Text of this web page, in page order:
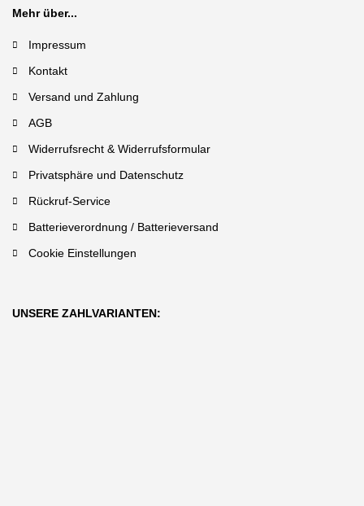
Mehr über...
Impressum
Kontakt
Versand und Zahlung
AGB
Widerrufsrecht & Widerrufsformular
Privatsphäre und Datenschutz
Rückruf-Service
Batterieverordnung / Batterieversand
Cookie Einstellungen
UNSERE ZAHLVARIANTEN: